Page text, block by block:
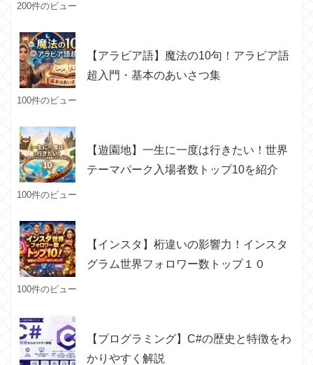
200件のビュー
【アラビア語】魔法の10句！アラビア語
超入門・基本のあいさつ集
100件のビュー
【遊園地】一生に一度は行きたい！世界
テーマパーク入場者数トップ10を紹介
100件のビュー
【インスタ】桁違いの影響力！インスタ
グラム世界フォロワー数トップ１０
100件のビュー
【プログラミング】C#の歴史と特徴をわ
かりやすく解説